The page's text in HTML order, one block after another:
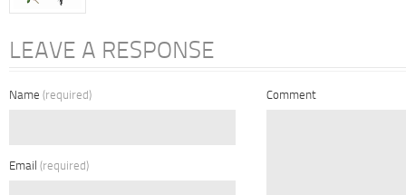
LEAVE A RESPONSE
Name (required)
Email (required)
Comment